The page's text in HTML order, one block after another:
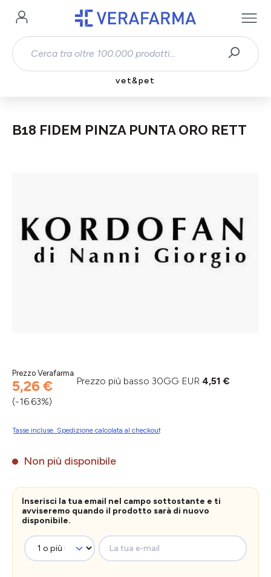
Passa al contenuto principale
vet&pet
B18 FIDEM PINZA PUNTA ORO RETT
Prezzo Verafarma
5,26 € Prezzo più basso 30GG EUR 4,51 €
(-16.63%)
Tasse incluse. Spedizione calcolata al checkout
Non più disponibile
Inserisci la tua email nel campo sottostante e ti
avviseremo quando il prodotto sarà di nuovo
disponibile.
La tua e-mail